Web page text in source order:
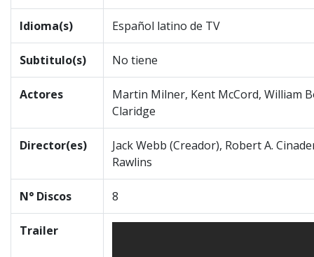
Idioma(s) Español latino de TV
Subtitulo(s) No tiene
Actores
Martin Milner, Kent McCord, William
Claridge
Director(es)
Jack Webb (Creador), Robert A.
Rawlins
N° Discos 8
Trailer